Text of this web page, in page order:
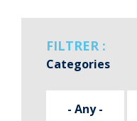
FILTRER :
Categories
- Any -